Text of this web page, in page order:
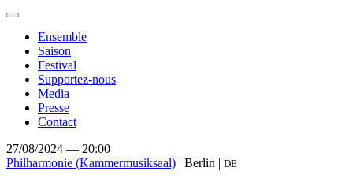
Toggle
navigationEnsemble
Saison
Festival
Supportez-nous
Media
Presse
Contact
27/08/2024 — 20:00
Philharmonie (Kammermusiksaal) | Berlin | DE